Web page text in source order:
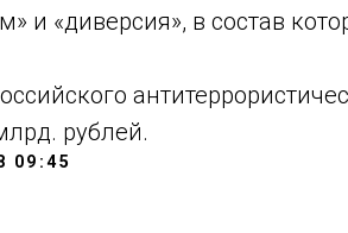
и «диверсия», в состав
рублей.
09:45